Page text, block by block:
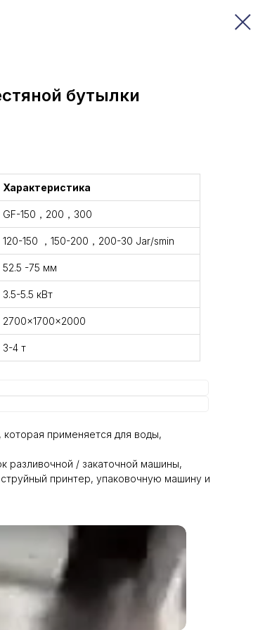
бутылки
Характеристика
GF-150，200，300
120-150 ，150-200，200-30 Jar/smin
52.5 -75 мм
3.5-5.5 кВт
2700x1700x2000
3-4 т
применяется для воды,
разливочной / закаточной машины,
принтер, упаковочную машину и